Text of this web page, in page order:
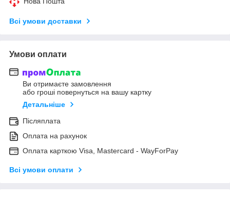
Всі умови доставки
Умови оплати
Ви отримаєте замовлення
або гроші повернуться на вашу картку
Детальніше
Післяплата
Оплата на рахунок
Оплата карткою Visa, Mastercard - WayForPay
Всі умови оплати